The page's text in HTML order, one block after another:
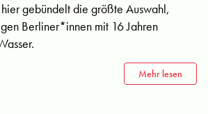
gebündelt die größte Auswahl,
Berliner*innen mit 16 Jahren
Mehr lesen